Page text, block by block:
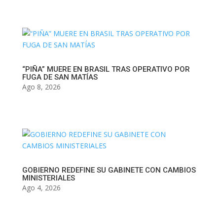
“PIÑA” MUERE EN BRASIL TRAS OPERATIVO POR
FUGA DE SAN MATÍAS
Ago 8, 2026
GOBIERNO REDEFINE SU GABINETE CON CAMBIOS
MINISTERIALES
Ago 4, 2026